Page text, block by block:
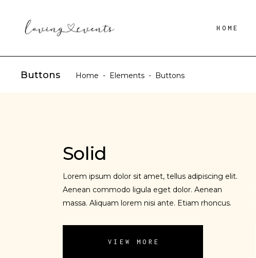
HOME
Buttons Home - Elements - Buttons
Solid
Lorem ipsum dolor sit amet, tellus adipiscing elit.
Aenean commodo ligula eget dolor. Aenean
massa. Aliquam lorem nisi ante. Etiam rhoncus.
VIEW MORE